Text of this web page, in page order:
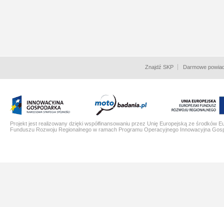
Znajdź SKP Darmowe
Projekt jest realizowany dzięki współfinansowaniu przez Unię Europejską ze środków
Funduszu Rozwoju Regionalnego w ramach Programu Operacyjnego Innowacyjna